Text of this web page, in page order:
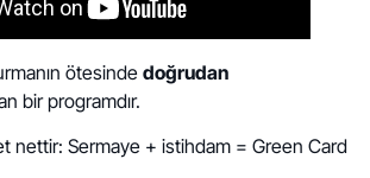
ötesinde doğrudan
bir programdır.
nettir: Sermaye + istihdam = Green Card